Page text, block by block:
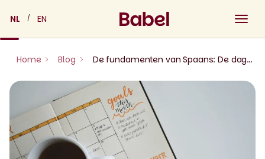
content
NL EN
Home Blog De fundamenten van Spaans: De dagen van de week